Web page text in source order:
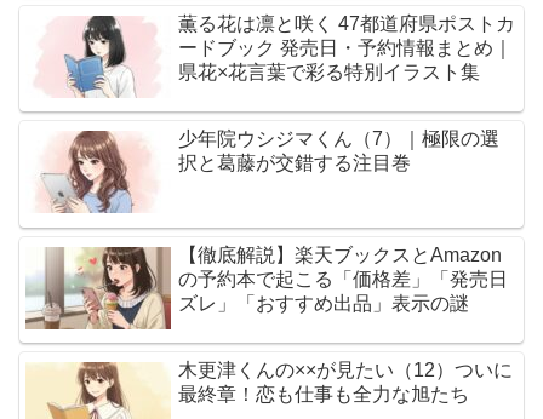
薫る花は凛と咲く 47都道府県ポストカ
ードブック 発売日・予約情報まとめ｜
県花×花言葉で彩る特別イラスト集
少年院ウシジマくん（7）｜極限の選
択と葛藤が交錯する注目巻
【徹底解説】楽天ブックスとAmazon
の予約本で起こる「価格差」「発売日
ズレ」「おすすめ出品」表示の謎
木更津くんの××が見たい（12）ついに
最終章！恋も仕事も全力な旭たち